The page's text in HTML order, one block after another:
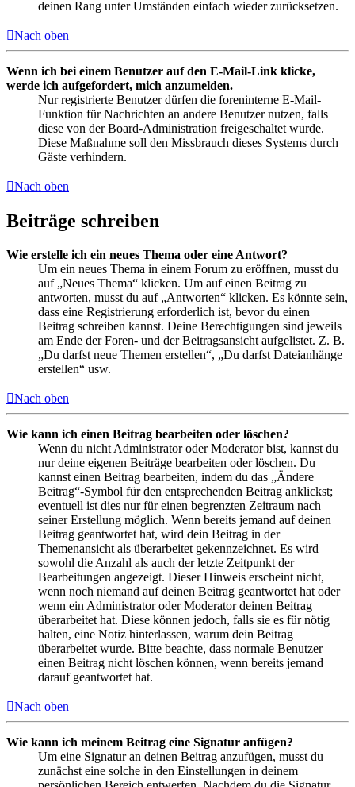
deinen Rang unter Umständen einfach wieder zurücksetzen.
Nach oben
Wenn ich bei einem Benutzer auf den E-Mail-Link klicke,
werde ich aufgefordert, mich anzumelden.
Nur registrierte Benutzer dürfen die foreninterne E-Mail-
Funktion für Nachrichten an andere Benutzer nutzen, falls
diese von der Board-Administration freigeschaltet wurde.
Diese Maßnahme soll den Missbrauch dieses Systems durch
Gäste verhindern.
Nach oben
Beiträge schreiben
Wie erstelle ich ein neues Thema oder eine Antwort?
Um ein neues Thema in einem Forum zu eröffnen, musst du
auf „Neues Thema“ klicken. Um auf einen Beitrag zu
antworten, musst du auf „Antworten“ klicken. Es könnte sein,
dass eine Registrierung erforderlich ist, bevor du einen
Beitrag schreiben kannst. Deine Berechtigungen sind jeweils
am Ende der Foren- und der Beitragsansicht aufgelistet. Z. B.
„Du darfst neue Themen erstellen“, „Du darfst Dateianhänge
erstellen“ usw.
Nach oben
Wie kann ich einen Beitrag bearbeiten oder löschen?
Wenn du nicht Administrator oder Moderator bist, kannst du
nur deine eigenen Beiträge bearbeiten oder löschen. Du
kannst einen Beitrag bearbeiten, indem du das „Ändere
Beitrag“-Symbol für den entsprechenden Beitrag anklickst;
eventuell ist dies nur für einen begrenzten Zeitraum nach
seiner Erstellung möglich. Wenn bereits jemand auf deinen
Beitrag geantwortet hat, wird dein Beitrag in der
Themenansicht als überarbeitet gekennzeichnet. Es wird
sowohl die Anzahl als auch der letzte Zeitpunkt der
Bearbeitungen angezeigt. Dieser Hinweis erscheint nicht,
wenn noch niemand auf deinen Beitrag geantwortet hat oder
wenn ein Administrator oder Moderator deinen Beitrag
überarbeitet hat. Diese können jedoch, falls sie es für nötig
halten, eine Notiz hinterlassen, warum dein Beitrag
überarbeitet wurde. Bitte beachte, dass normale Benutzer
einen Beitrag nicht löschen können, wenn bereits jemand
darauf geantwortet hat.
Nach oben
Wie kann ich meinem Beitrag eine Signatur anfügen?
Um eine Signatur an deinen Beitrag anzufügen, musst du
zunächst eine solche in den Einstellungen in deinem